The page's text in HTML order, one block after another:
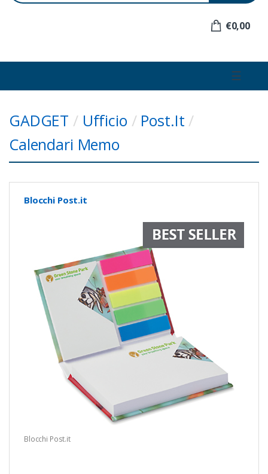
€0,00
☰
GADGET / Ufficio / Post.It /
Calendari Memo
Blocchi Post.it
Blocchi Post.it